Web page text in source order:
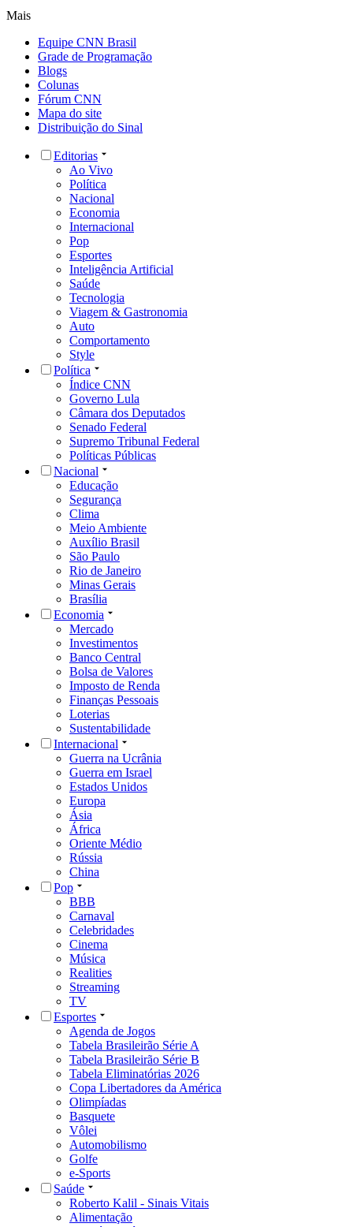
Mais
Equipe CNN Brasil
Grade de Programação
Blogs
Colunas
Fórum CNN
Mapa do site
Distribuição do Sinal
Editorias
Ao Vivo
Política
Nacional
Economia
Internacional
Pop
Esportes
Inteligência Artificial
Saúde
Tecnologia
Viagem & Gastronomia
Auto
Comportamento
Style
Política
Índice CNN
Governo Lula
Câmara dos Deputados
Senado Federal
Supremo Tribunal Federal
Políticas Públicas
Nacional
Educação
Segurança
Clima
Meio Ambiente
Auxílio Brasil
São Paulo
Rio de Janeiro
Minas Gerais
Brasília
Economia
Mercado
Investimentos
Banco Central
Bolsa de Valores
Imposto de Renda
Finanças Pessoais
Loterias
Sustentabilidade
Internacional
Guerra na Ucrânia
Guerra em Israel
Estados Unidos
Europa
Ásia
África
Oriente Médio
Rússia
China
Pop
BBB
Carnaval
Celebridades
Cinema
Música
Realities
Streaming
TV
Esportes
Agenda de Jogos
Tabela Brasileirão Série A
Tabela Brasileirão Série B
Tabela Eliminatórias 2026
Copa Libertadores da América
Olimpíadas
Basquete
Vôlei
Automobilismo
Golfe
e-Sports
Saúde
Roberto Kalil - Sinais Vitais
Alimentação